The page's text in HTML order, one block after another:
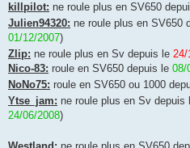
killpilot: ne roule plus en SV650
Julien94320: ne roule plus en SV650
01/12/2007)
Zlip: ne roule plus en Sv depuis le 24/
Nico-83: roule en SV650 depuis le 08/
NoNo75: roule en SV650 ou 1000
Ytse_jam: ne roule plus en Sv depuis
24/06/2008)